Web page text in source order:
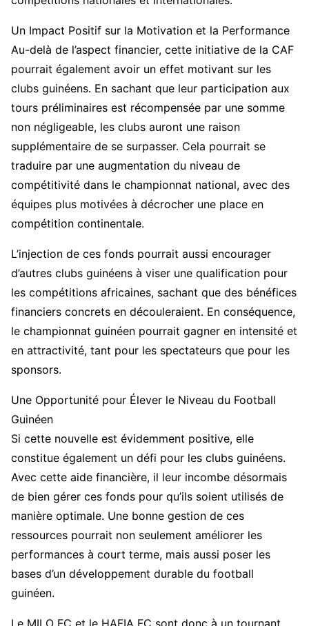
Un Impact Positif sur la Motivation et la Performance
Au-delà de l’aspect financier, cette initiative de la CAF
pourrait également avoir un effet motivant sur les
clubs guinéens. En sachant que leur participation aux
tours préliminaires est récompensée par une somme
non négligeable, les clubs auront une raison
supplémentaire de se surpasser. Cela pourrait se
traduire par une augmentation du niveau de
compétitivité dans le championnat national, avec des
équipes plus motivées à décrocher une place en
compétition continentale.
L’injection de ces fonds pourrait aussi encourager
d’autres clubs guinéens à viser une qualification pour
les compétitions africaines, sachant que des bénéfices
financiers concrets en découleraient. En conséquence,
le championnat guinéen pourrait gagner en intensité et
en attractivité, tant pour les spectateurs que pour les
sponsors.
Une Opportunité pour Élever le Niveau du Football
Guinéen
Si cette nouvelle est évidemment positive, elle
constitue également un défi pour les clubs guinéens.
Avec cette aide financière, il leur incombe désormais
de bien gérer ces fonds pour qu’ils soient utilisés de
manière optimale. Une bonne gestion de ces
ressources pourrait non seulement améliorer les
performances à court terme, mais aussi poser les
bases d’un développement durable du football
guinéen.
Le MILO FC et le HAFIA FC sont donc à un tournant